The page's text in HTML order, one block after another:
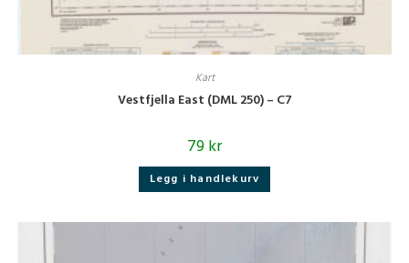
Kart
Vestfjella East (DML 250) – C7
79kr
Legg i handlekurv